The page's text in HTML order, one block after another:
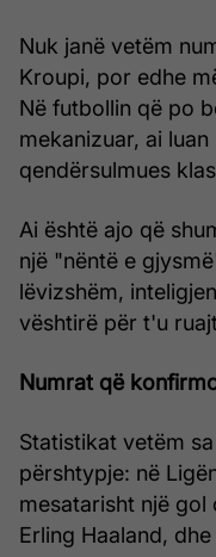
Nuk janë vetëm
Kroupi, por edhe
Në futbollin që po
mekanizuar, ai
qendërsulmues
Ai është ajo që
një "nëntë e
lëvizshëm,
vështirë për t'u
Numrat që
Statistikat vetëm
përshtypje: në
mesatarisht një gol
Erling Haaland,